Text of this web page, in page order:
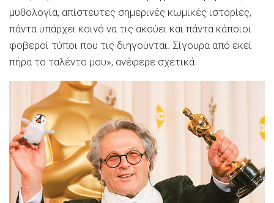
μυθολογία, απίστευτες σημερινές κωμικές ιστορίες,
πάντα υπάρχει κοινό να τις ακούει και πάντα κάποιοι
φοβεροί τύποι που τις διηγούνται. Σίγουρα από εκεί
πήρα το ταλέντο μου», ανέφερε σχετικά.